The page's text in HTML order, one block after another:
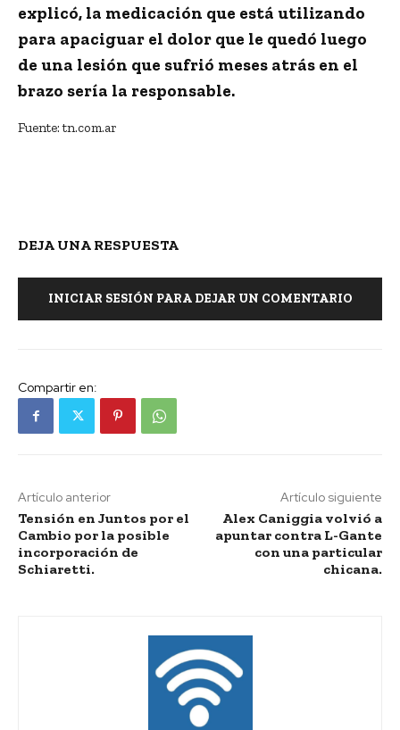
explicó, la medicación que está utilizando
para apaciguar el dolor que le quedó luego
de una lesión que sufrió meses atrás en el
brazo sería la responsable.
Fuente: tn.com.ar
DEJA UNA RESPUESTA
INICIAR SESIÓN PARA DEJAR UN COMENTARIO
Compartir en:
Artículo anterior
Tensión en Juntos por el
Cambio por la posible
incorporación de
Schiaretti.
Artículo siguiente
Alex Caniggia volvió a
apuntar contra L-Gante
con una particular
chicana.